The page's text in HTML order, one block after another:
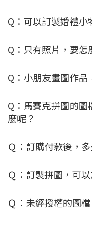
Q：可以訂製婚禮小
Q：只有照片，要怎
Q：小朋友畫圖作品
Q：馬賽克拼圖的
麼呢？
Ｑ：訂購付款後，
Ｑ：訂製拼圖，可
Ｑ：未經授權的圖